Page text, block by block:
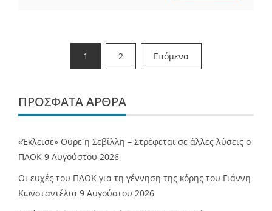
Σελιδοποίηση
άρθρων
1 2 Επόμενα
ΠΡΌΣΦΑΤΑ ΆΡΘΡΑ
«Έκλεισε» Ούρε η Σεβίλλη – Στρέφεται σε άλλες λύσεις ο
ΠΑΟΚ 9 Αυγούστου 2026
Οι ευχές του ΠΑΟΚ για τη γέννηση της κόρης του Γιάννη
Κωνσταντέλια 9 Αυγούστου 2026